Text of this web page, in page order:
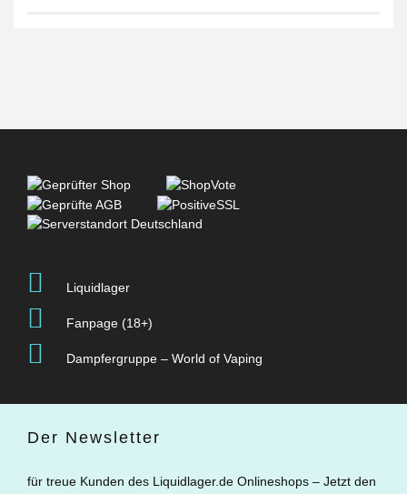
Liquidlager
Fanpage (18+)
Dampfergruppe – World of Vaping
Der Newsletter
für treue Kunden des Liquidlager.de Onlineshops – Jetzt den